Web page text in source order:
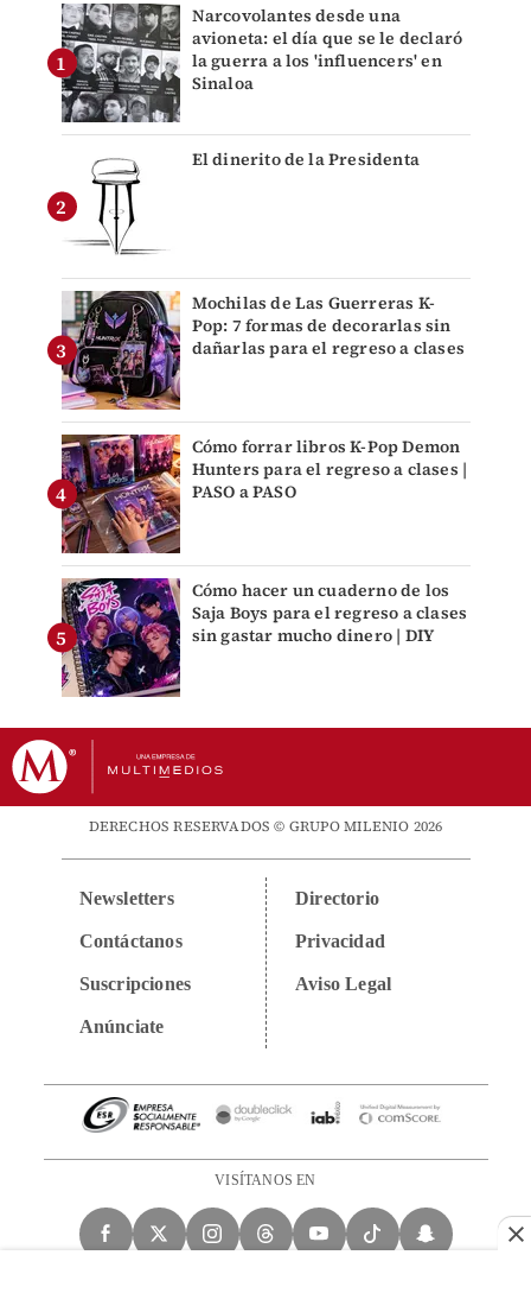
Narcovolantes desde una
avioneta: el día que se le declaró
la guerra a los 'influencers' en
Sinaloa
El dinerito de la Presidenta
Mochilas de Las Guerreras K-
Pop: 7 formas de decorarlas sin
dañarlas para el regreso a clases
Cómo forrar libros K-Pop Demon
Hunters para el regreso a clases |
PASO a PASO
Cómo hacer un cuaderno de los
Saja Boys para el regreso a clases
sin gastar mucho dinero | DIY
DERECHOS RESERVADOS © GRUPO MILENIO 2026
Newsletters
Contáctanos
Suscripciones
Anúnciate
Directorio
Privacidad
Aviso Legal
VISÍTANOS EN